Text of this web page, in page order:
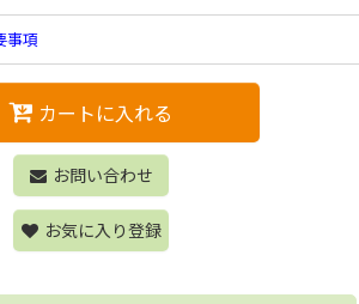
事項
カートに入れる
お問い合わせ
お気に入り登録